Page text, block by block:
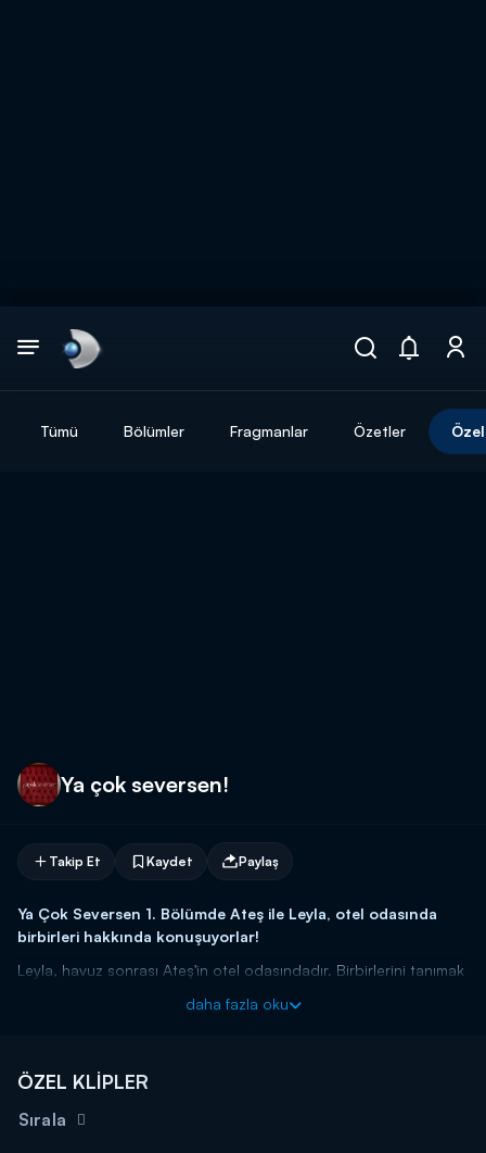
Tümü Bölümler Fragmanlar Özetler
Ya çok seversen!
Takip Et Kaydet Paylaş
Ya Çok Seversen 1. Bölümde Ateş ile Leyla, otel odasında
birbirleri hakkında konuşuyorlar!
Leyla, havuz sonrası Ateş'in otel odasındadır. Birbirlerini tanımak
karşısında şaşkınlığını gizleyemez. Ateş ise, Leyla hakkında hiç
Ya Çok Seversen, perşembe akşamları saat 20.00'da Kanal
D’de!
daha fazla oku
ÖZEL KLİPLER
Sırala